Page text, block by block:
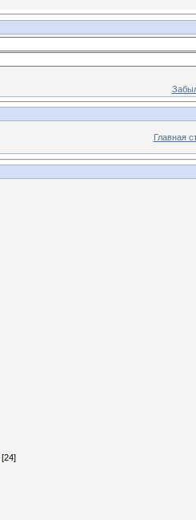
Главная
[24]